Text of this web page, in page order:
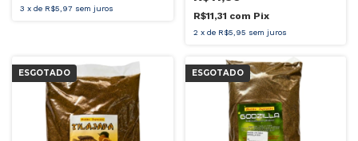
3 x de R$5,97 sem juros
R$11,31 com Pix
2 x de R$5,95 sem juros
ESGOTADO ESGOTADO